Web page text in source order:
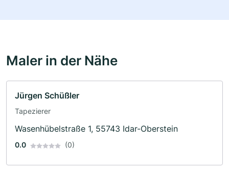
Maler in der Nähe
Jürgen Schüßler
Tapezierer
Wasenhübelstraße 1, 55743 Idar-Oberstein
0.0 (0)